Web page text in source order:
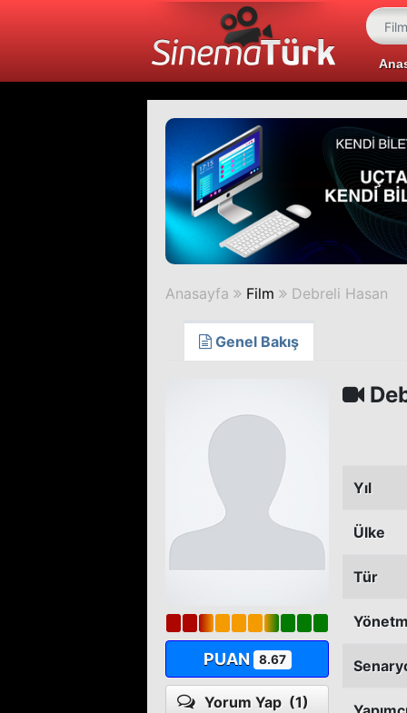
Anasayfa Film Debreli Hasan
Genel Bakış
PUAN 8.67
Yorum Yap (1)
Yıl
Ülke
Tür